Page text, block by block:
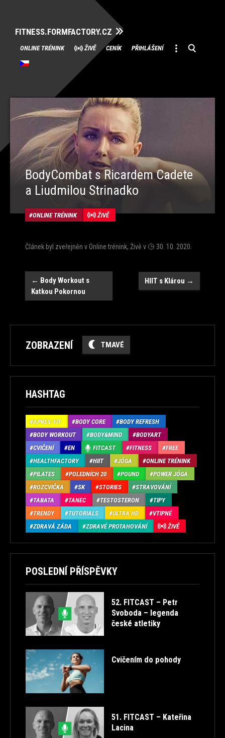
FITNESS.FORMFACTORY.CZ
Přeskočit
na
obsah
ONLINE TRÉNINK ŽIVĚ CENÍK PŘIHLÁŠENÍ
BodyCombat s Ricardem Cadete
a Liudmilou Strinadko
ONLINE TRÉNINK ŽIVĚ
Článek byl zveřejněn vOnline trénink, Živě v 30. 10. 2020
Navigace
← Body Workout s
Katkou Pokornou
HIIT s Klárou →
ZOBRAZENÍ TMAVÉ
HASHTAG
APRÉS-FIT BODY CORE
BODY REFRESH
BODY WORKOUT
BODY&MIND
BODYART
CVIČENÍ
EN FITCAST FITNESS
FREE
HEALTHFACTORY
HIIT JÓGA
ONLINE TRÉNINK
PILATES
POLEDNÍCH 20 POUND
POWER JÓGA
ROZCVIČKA
SK STORIES
STRAVOVÁNÍ
TABATA
TANEC TESTOSTERON
TIPY
TRENDY
TUTORIALS ULTRA HD
VTIPNÉ
ZDRAVÁ ZÁDA
ZDRAVÉ PROTAHOVÁNÍ ŽIVĚ
POSLEDNÍ PŘÍSPĚVKY
52. FITCAST – Petr
Svoboda – legenda
české atletiky
Cvičením do pohody
51. FITCAST – Kateřina
Lacina